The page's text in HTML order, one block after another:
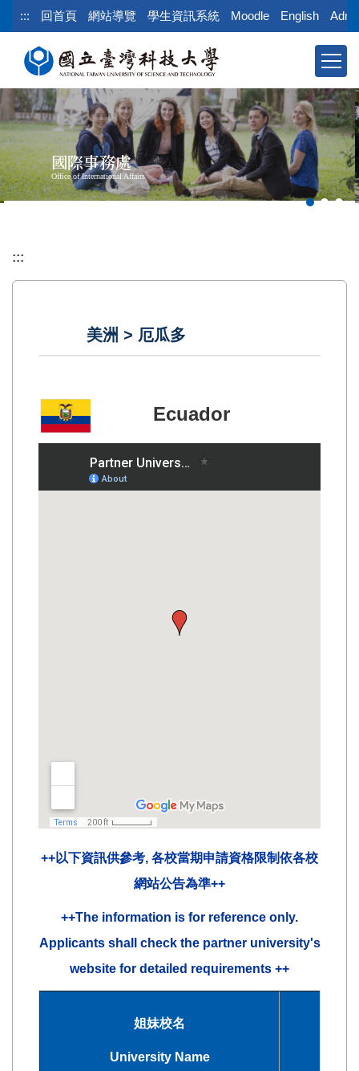
到
內
容
區
塊
::: 回首頁 網站導覽 學生資訊系統 Moodle English
國際事務處
Office of International Affairs
:::
美洲 > 厄瓜多
Ecuador
++以下資訊供參考, 各校當期申請資格限制依各校
網站公告為準++
++The information is for reference only.
Applicants shall check the partner university's
website for detailed requirements ++
姐妹校名
University Name